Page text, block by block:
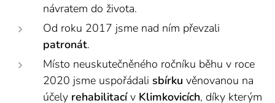
návratem do života.
Od roku 2017 jsme nad ním převzali
patronát.
Místo neuskutečněného ročníku běhu v roce
2020 jsme uspořádali sbírku věnovanou na
účely rehabilitacív Klimkovicích, díky kterým